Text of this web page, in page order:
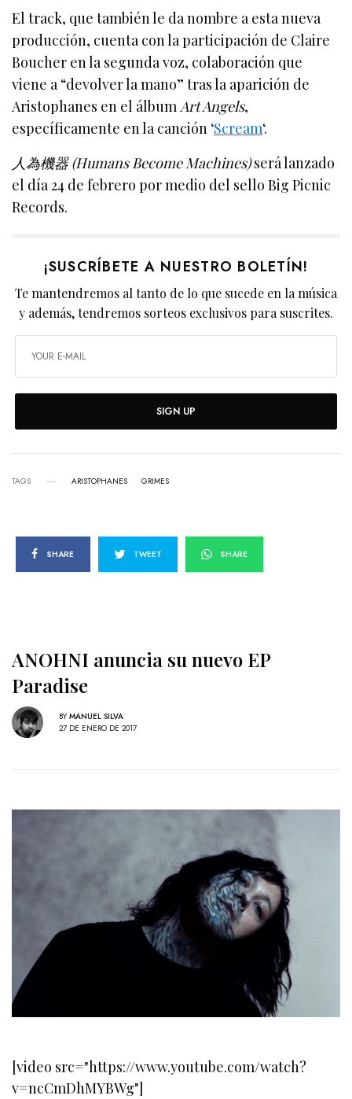
El track, que también le da nombre a esta nueva
producción, cuenta con la participación de Claire
Boucher en la segunda voz, colaboración que
viene a “devolver la mano” tras la aparición de
Aristophanes en el álbumArt Angels,
específicamente en la canción ‘Scream‘.
人為機器 (Humans Become Machines)será lanzado
el día 24 de febrero por medio del sello Big Picnic
Records.
¡SUSCRÍBETE A NUESTRO BOLETÍN!
Te mantendremos al tanto de lo que sucede en la música
y además, tendremos sorteos exclusivos para suscrites.
SIGN UP
TAGS ARISTOPHANES GRIMES
SHARE TWEET SHARE
ANOHNI anuncia su nuevo EP
Paradise
BY MANUEL SILVA
27 DE ENERO DE 2017
[video src="https://www.youtube.com/watch?
v=ncCmDhMYBWg"]